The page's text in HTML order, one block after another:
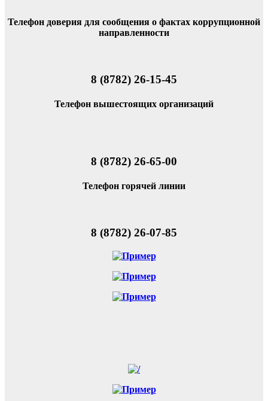
Телефон доверия для сообщения о фактах коррупционной
направленности
8 (8782) 26-15-45
Телефон вышестоящих организаций
8 (8782) 26-65-00
Телефон горячей линии
8 (8782) 26-07-85